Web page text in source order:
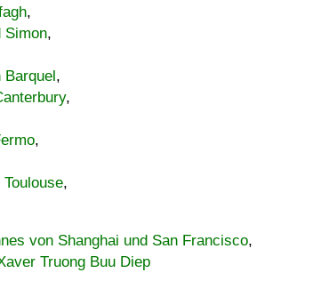
,
Simon,
Barquel,
,
,
,
von Shanghai und San Francisco,
Truong Buu Diep